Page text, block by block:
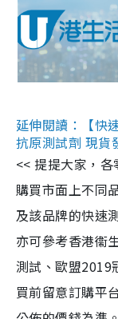
延伸閱讀：【快
抗原測試劑 現貨
<< 提提大家，各
購買市面上不同
及該品牌的快速
亦可參考香港衞
測試、歐盟2019
買前留意訂購平